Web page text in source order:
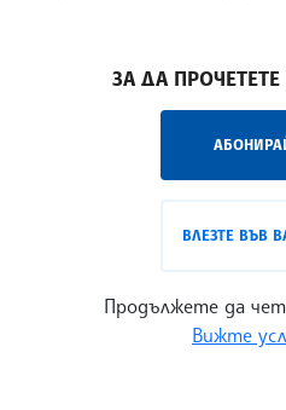
ЗА ДА
ВЛЕЗТЕ ВЪВ
Продължете да
Вижте